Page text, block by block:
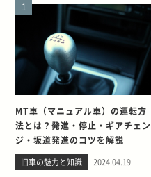
1
MT車（マニュアル車）の運転方
法とは？発進・停止・ギアチェン
ジ・坂道発進のコツを解説
旧車の魅力と知識 2024.04.19